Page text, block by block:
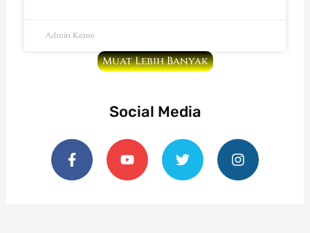
Admin Keme
Muat Lebih Banyak
Social Media
F
a
c
e
Y
o
u
t
T
w
i
t
I
n
s
t